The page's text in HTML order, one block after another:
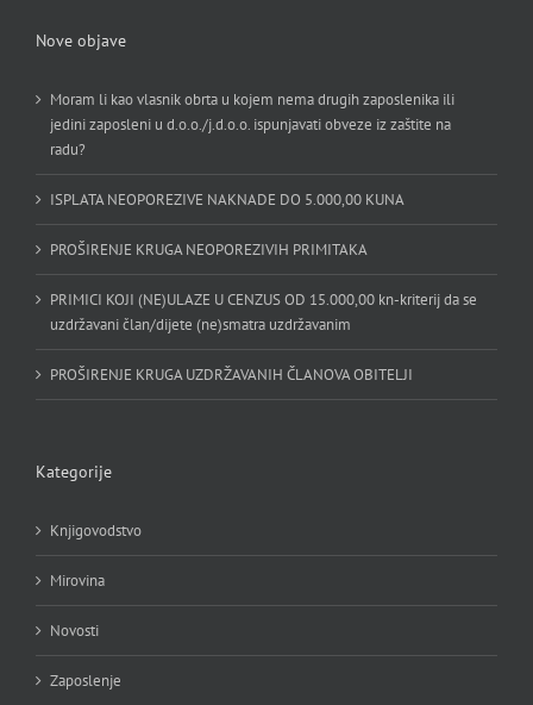
Nove objave
Moram li kao vlasnik obrta u kojem nema drugih zaposlenika ili
jedini zaposleni u d.o.o./j.d.o.o. ispunjavati obveze iz zaštite na
radu?
ISPLATA NEOPOREZIVE NAKNADE DO 5.000,00 KUNA
PROŠIRENJE KRUGA NEOPOREZIVIH PRIMITAKA
PRIMICI KOJI (NE)ULAZE U CENZUS OD 15.000,00 kn-kriterij da se
uzdržavani član/dijete (ne)smatra uzdržavanim
PROŠIRENJE KRUGA UZDRŽAVANIH ČLANOVA OBITELJI
Kategorije
Knjigovodstvo
Mirovina
Novosti
Zaposlenje